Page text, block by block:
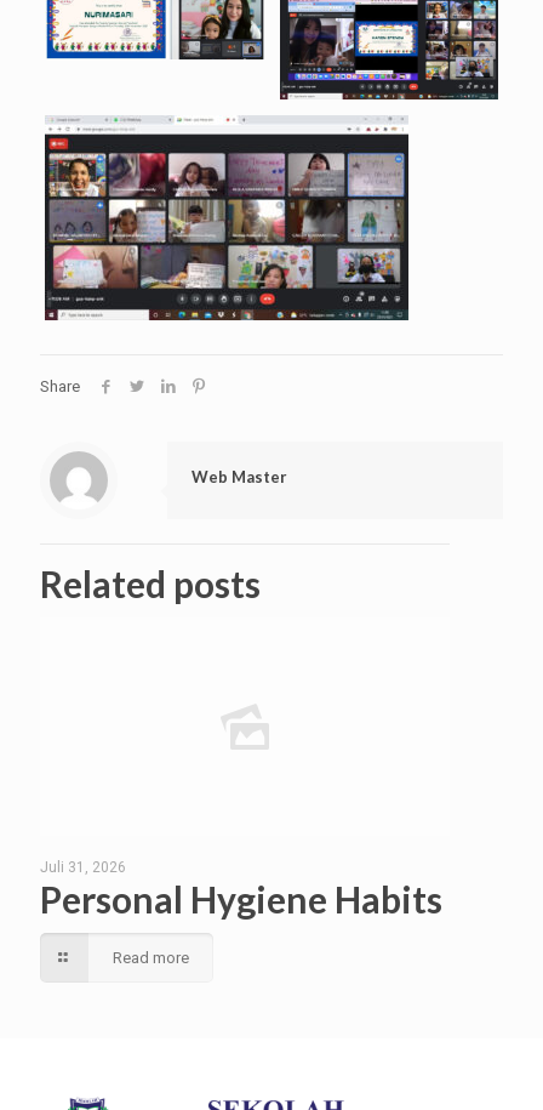
Share
Web Master
Related posts
Juli 31, 2026
Personal Hygiene Habits
Read more